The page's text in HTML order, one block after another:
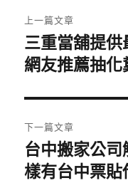
章
導
覽
上一篇文章
上
一
文
章:
三重當舖提
網友推薦抽化
下一篇文章
下
一
台中搬家公
樣有台中票貼